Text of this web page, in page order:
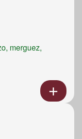
merguez,